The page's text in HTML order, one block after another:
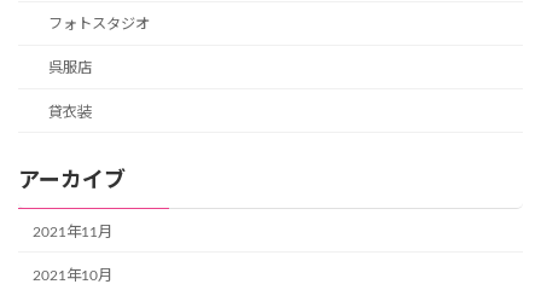
フォトスタジオ
呉服店
貸衣装
アーカイブ
2021年11月
2021年10月